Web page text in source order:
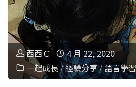
西西Ｃ
4 月 22, 2020
一起成長/經驗分享/語言學習